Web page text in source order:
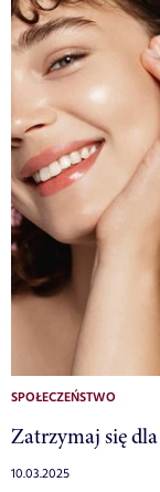
SPOŁECZEŃSTWO
Zatrzymaj się
10.03.2025